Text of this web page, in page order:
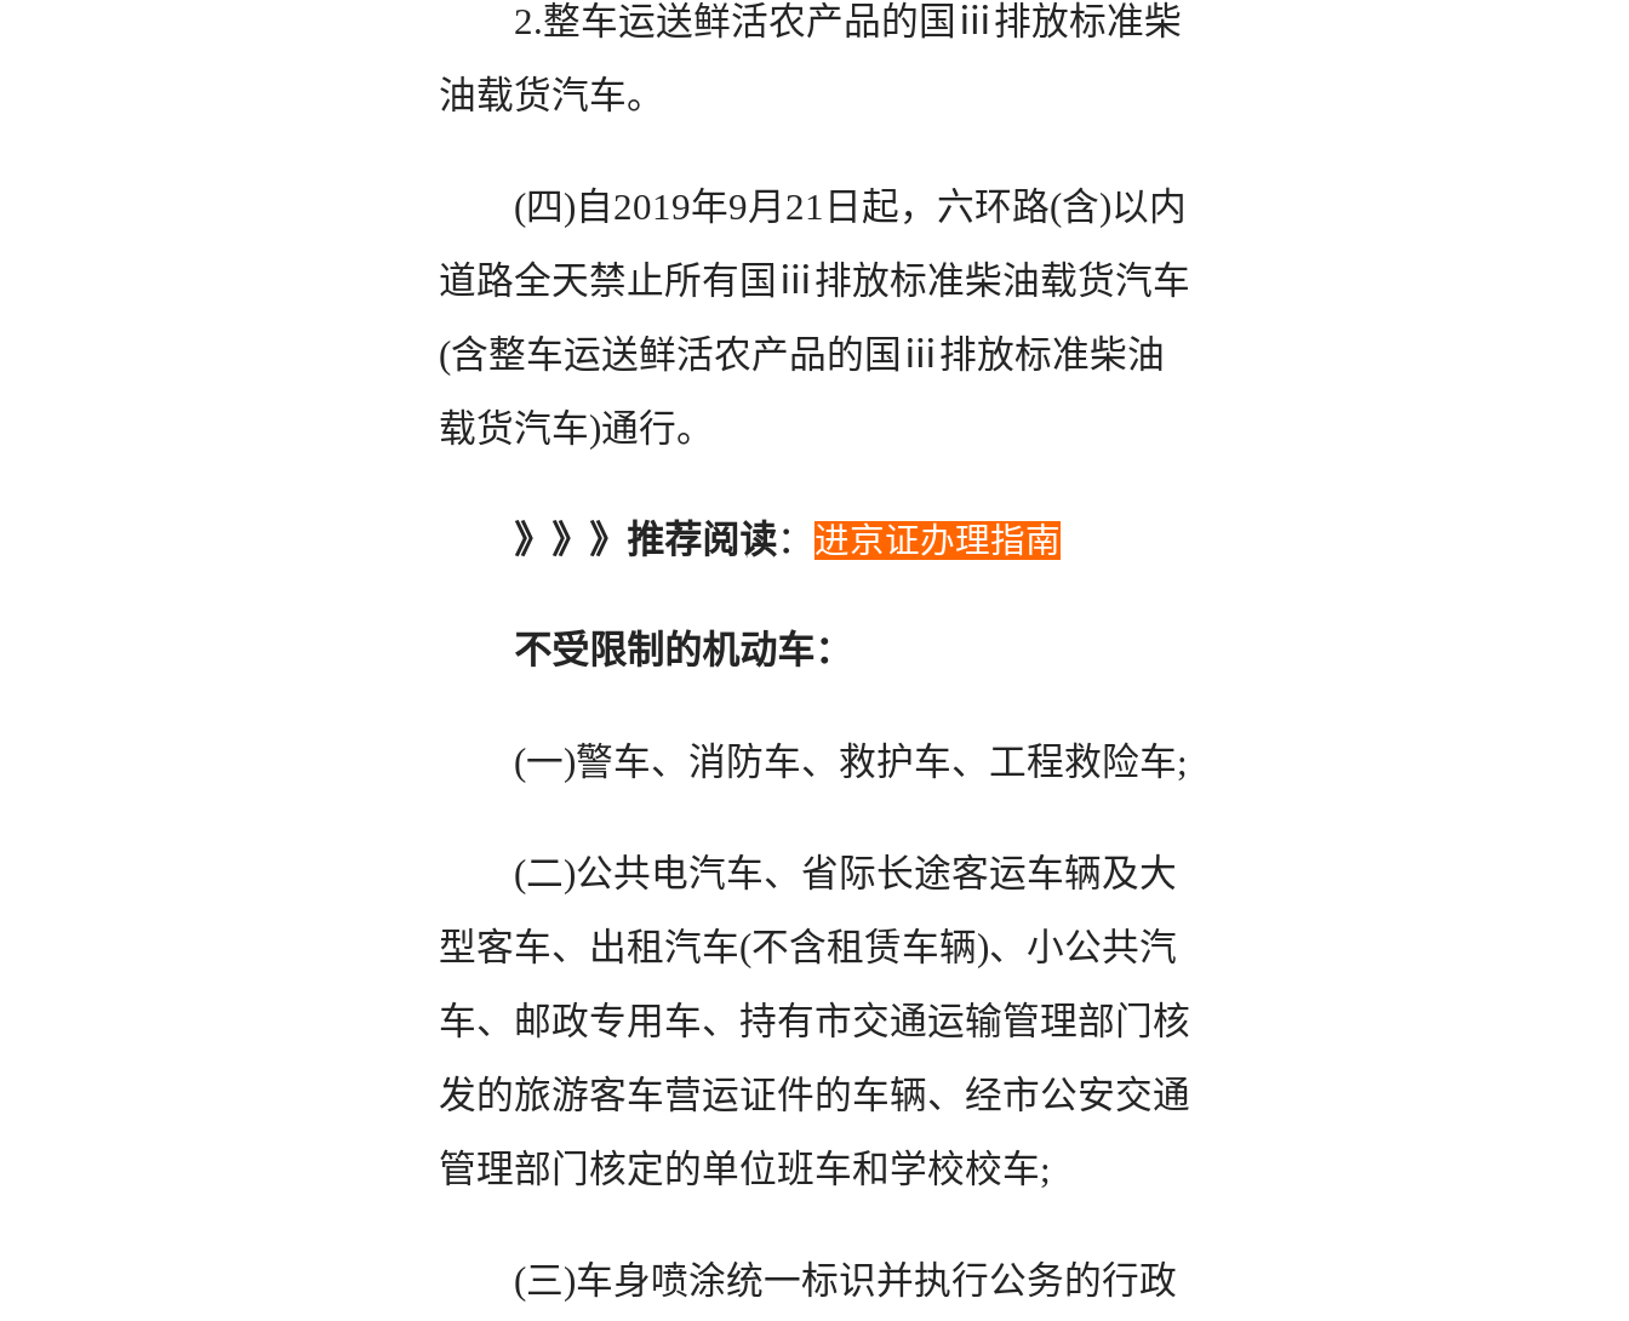
2.整车运送鲜活农产品的国ⅲ排放标准柴
油载货汽车。
(四)自2019年9月21日起，六环路(含)以内
道路全天禁止所有国ⅲ排放标准柴油载货汽车
(含整车运送鲜活农产品的国ⅲ排放标准柴油
载货汽车)通行。
》》》推荐阅读： 进京证办理指南
不受限制的机动车：
(一)警车、消防车、救护车、工程救险车;
(二)公共电汽车、省际长途客运车辆及大
型客车、出租汽车(不含租赁车辆)、小公共汽
车、邮政专用车、持有市交通运输管理部门核
发的旅游客车营运证件的车辆、经市公安交通
管理部门核定的单位班车和学校校车;
(三)车身喷涂统一标识并执行公务的行政